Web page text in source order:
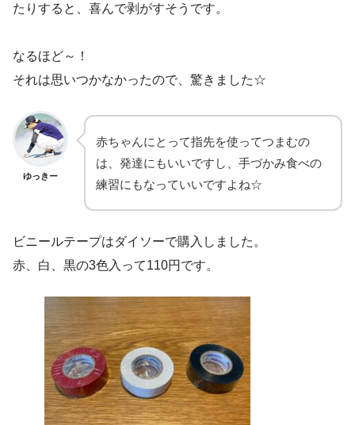
たりすると、喜んで剥がすそうです。
なるほど～！
それは思いつかなかったので、驚きました☆
ゆっきー
赤ちゃんにとって指先を使ってつまむの
は、発達にもいいですし、手づかみ食べの
練習にもなっていいですよね☆
ビニールテープはダイソーで購入しました。
赤、白、黒の3色入って110円です。